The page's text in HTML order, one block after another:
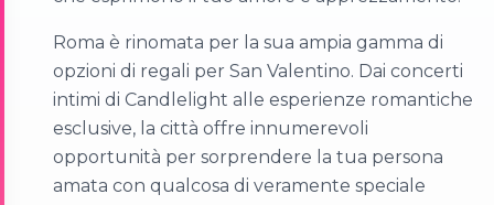
Roma è rinomata per la sua ampia gamma di
opzioni di regali per San Valentino. Dai concerti
intimi di Candlelight alle esperienze romantiche
esclusive, la città offre innumerevoli
opportunità per sorprendere la tua persona
amata con qualcosa di veramente speciale